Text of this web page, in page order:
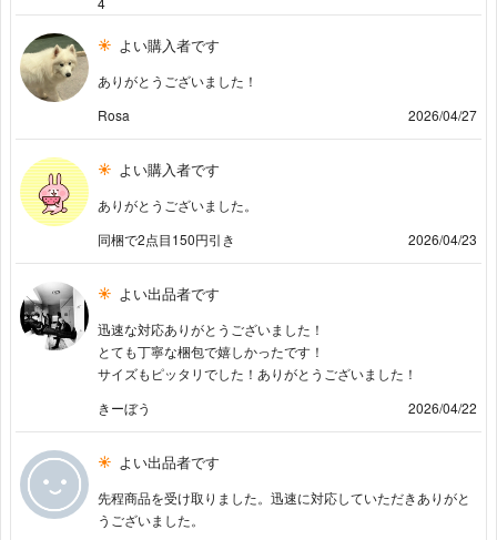
よい購入者です
ありがとうございました！
Rosa
2026/04/27
よい購入者です
ありがとうございました。
同梱で2点目150円引き
2026/04/23
よい出品者です
迅速な対応ありがとうございました！
とても丁寧な梱包で嬉しかったです！
サイズもピッタリでした！ありがとうございました！
きーぼう
2026/04/22
よい出品者です
先程商品を受け取りました。迅速に対応していただきありがと
うございました。